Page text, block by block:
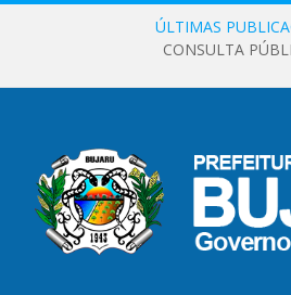
ÚLTIMAS
CONSULTA